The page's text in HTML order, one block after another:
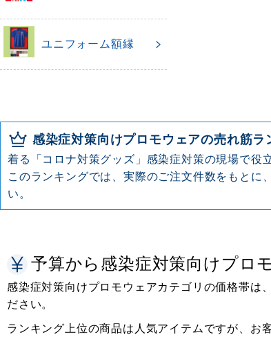
ユニフォーム額縁
感染症対策向けプロモウェアの売れ筋ラ
着る「コロナ対策グッズ」感染症対策の現場で役
このランキングでは、実際のご注文件数をもと
い。
予算から感染症対策向けプロ
感染症対策向けプロモウェアカテゴリの価格帯は
ださい。
ランキング上位の商品は人気アイテムですが、お